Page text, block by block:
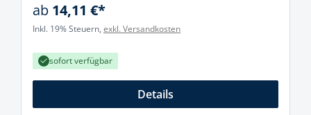
ab 14,11 €*
Inkl. 19% Steuern, exkl. Versandkosten
sofort verfügbar
Details